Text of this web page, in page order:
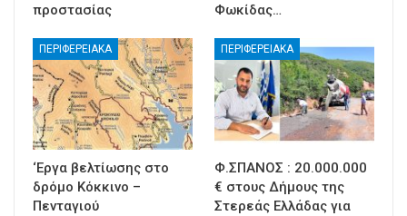
προστασίας
Φωκίδας…
ΠΕΡΙΦΕΡΕΙΑΚΑ
‘Εργα βελτίωσης στο
δρόμο Κόκκινο –
Πενταγιού
ΠΕΡΙΦΕΡΕΙΑΚΑ
Φ.ΣΠΑΝΟΣ : 20.000.000
€ στους Δήμους της
Στερεάς Ελλάδας για